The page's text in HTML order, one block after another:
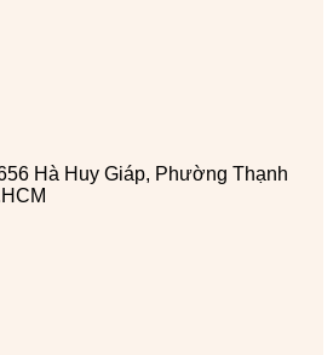
Hà Huy Giáp, Phường Thạnh